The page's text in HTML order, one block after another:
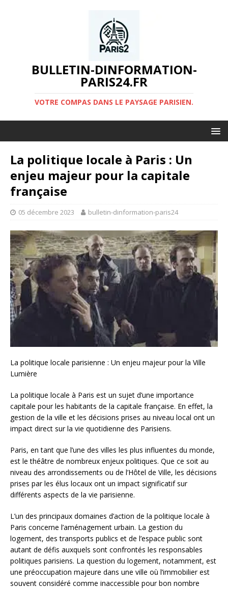
BULLETIN-DINFORMATION-
PARIS24.FR
VOTRE COMPAS DANS LE PAYSAGE PARISIEN.
La politique locale à Paris : Un
enjeu majeur pour la capitale
française
05 décembre 2023 bulletin-dinformation-paris24
La politique locale parisienne : Un enjeu majeur pour la Ville
Lumière
La politique locale à Paris est un sujet d’une importance
capitale pour les habitants de la capitale française. En effet, la
gestion de la ville et les décisions prises au niveau local ont un
impact direct sur la vie quotidienne des Parisiens.
Paris, en tant que l’une des villes les plus influentes du monde,
est le théâtre de nombreux enjeux politiques. Que ce soit au
niveau des arrondissements ou de l’Hôtel de Ville, les décisions
prises par les élus locaux ont un impact significatif sur
différents aspects de la vie parisienne.
L’un des principaux domaines d’action de la politique locale à
Paris concerne l’aménagement urbain. La gestion du
logement, des transports publics et de l’espace public sont
autant de défis auxquels sont confrontés les responsables
politiques parisiens. La question du logement, notamment, est
une préoccupation majeure dans une ville où l’immobilier est
souvent considéré comme inaccessible pour bon nombre